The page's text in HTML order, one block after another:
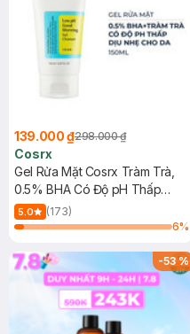
139.000 ₫298.000 ₫
Cosrx
Gel Rửa Mặt Cosrx Tràm Trà,
0.5% BHA Có Độ pH Thấp
150ml
5.0
(173)
6%
-53%